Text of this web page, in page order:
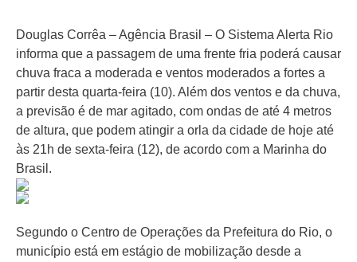
Douglas Corrêa – Agência Brasil – O Sistema Alerta Rio
informa que a passagem de uma frente fria poderá causar
chuva fraca a moderada e ventos moderados a fortes a
partir desta quarta-feira (10). Além dos ventos e da chuva,
a previsão é de mar agitado, com ondas de até 4 metros
de altura, que podem atingir a orla da cidade de hoje até
às 21h de sexta-feira (12), de acordo com a Marinha do
Brasil.
Segundo o Centro de Operações da Prefeitura do Rio, o
município está em estágio de mobilização desde a